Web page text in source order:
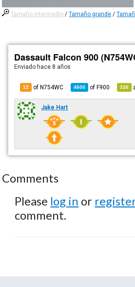
Tamaño intermedio /Tamaño grande /
Dassault Falcon 900
Enviado hace 8 años
12 of N754WC 4600 ofF900 326
Jake Hart
Comments
Please log in or
comment.